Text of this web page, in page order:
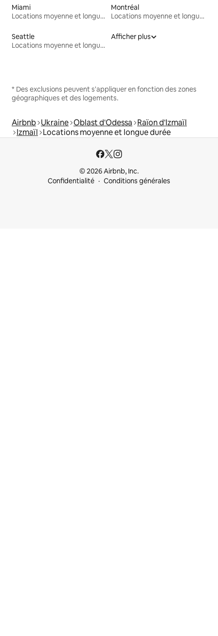
Miami
Locations moyenne et longue durée
Montréal
Locations moyenne et longue durée
Seattle
Locations moyenne et longue durée
Afficher plus
* Des exclusions peuvent s'appliquer en fonction des zones
géographiques et des logements.
Airbnb Ukraine Oblast d'Odessa Raïon d'Izmaïl
Izmaïl Locations moyenne et longue durée
© 2026 Airbnb, Inc.
Confidentialité
Conditions générales